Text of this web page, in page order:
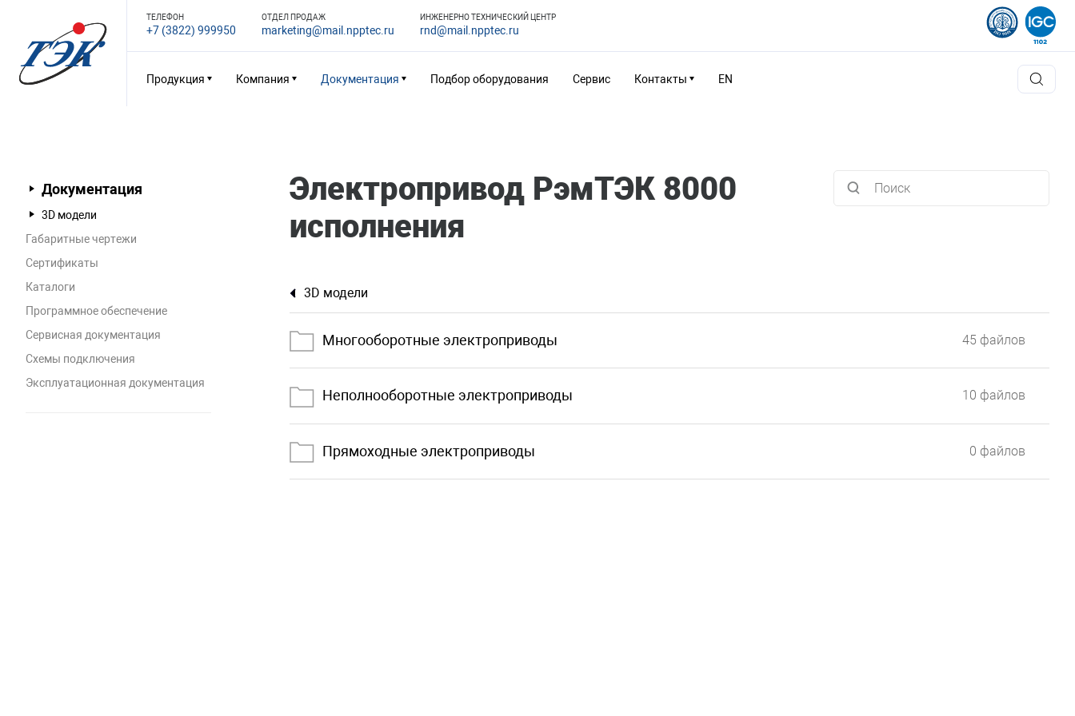
ТЕЛЕФОН
+7 (3822) 999950
ОТДЕЛ ПРОДАЖ
marketing@mail.npptec.ru
ИНЖЕНЕРНО ТЕХНИЧЕСКИЙ ЦЕНТР
rnd@mail.npptec.ru
Продукция Компания Документация Подбор оборудования Сервис Контакты EN
Документация
3D модели
Габаритные чертежи
Сертификаты
Каталоги
Программное обеспечение
Сервисная документация
Схемы подключения
Эксплуатационная документация
Электропривод РэмТЭК 8000
исполнения
3D модели
Многооборотные электроприводы 45 файлов
Неполнооборотные электроприводы 10 файлов
Прямоходные электроприводы 0 файлов